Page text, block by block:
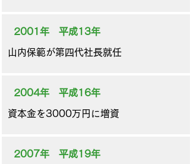
2001年 平成13年
山内保範が第四代社長就任
2004年 平成16年
資本金を3000万円に増資
2007年 平成19年